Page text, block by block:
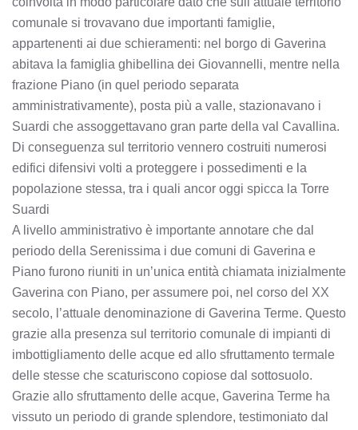
comunale si trovavano due importanti famiglie,
appartenenti ai due schieramenti: nel borgo di Gaverina
abitava la famiglia ghibellina dei Giovannelli, mentre nella
frazione Piano (in quel periodo separata
amministrativamente), posta più a valle, stazionavano i
Suardi che assoggettavano gran parte della val Cavallina.
Di conseguenza sul territorio vennero costruiti numerosi
edifici difensivi volti a proteggere i possedimenti e la
popolazione stessa, tra i quali ancor oggi spicca la Torre
Suardi
A livello amministrativo è importante annotare che dal
periodo della Serenissima i due comuni di Gaverina e
Piano furono riuniti in un’unica entità chiamata inizialmente
Gaverina con Piano, per assumere poi, nel corso del XX
secolo, l’attuale denominazione di Gaverina Terme. Questo
grazie alla presenza sul territorio comunale di impianti di
imbottigliamento delle acque ed allo sfruttamento termale
delle stesse che scaturiscono copiose dal sottosuolo.
Grazie allo sfruttamento delle acque, Gaverina Terme ha
vissuto un periodo di grande splendore, testimoniato dal